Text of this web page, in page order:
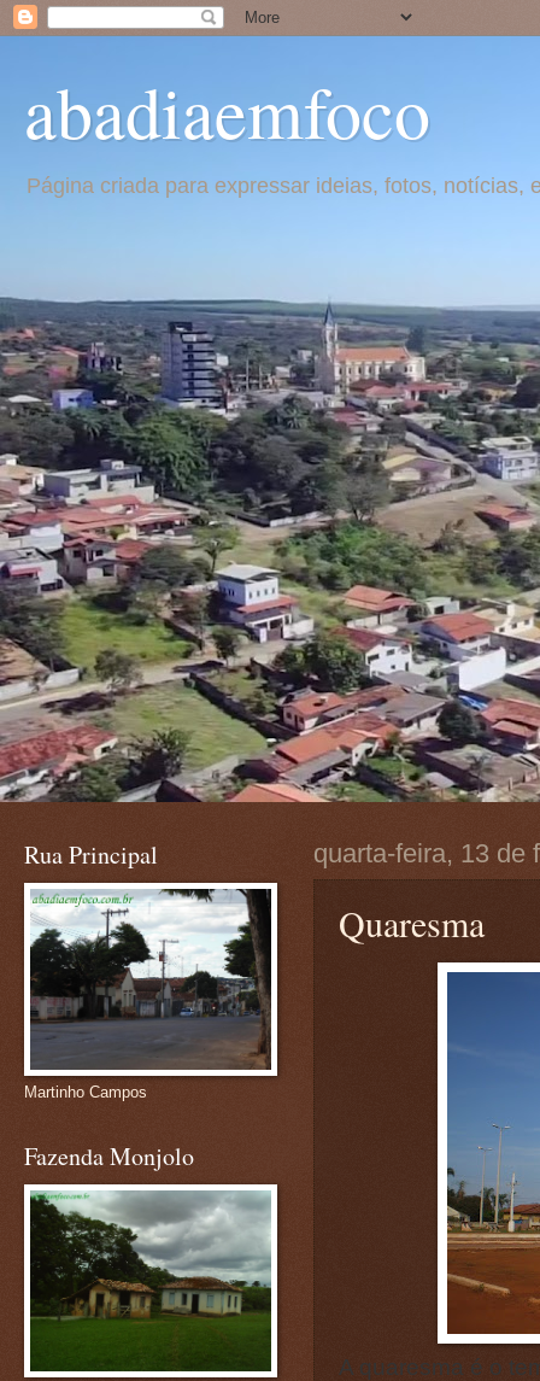
abadiaemfoco
Página criada para expressar ideias, fotos,
quarta-feira, 13 de
Quaresma
A quaresma é o
Rua Principal
Martinho Campos
Fazenda Monjolo